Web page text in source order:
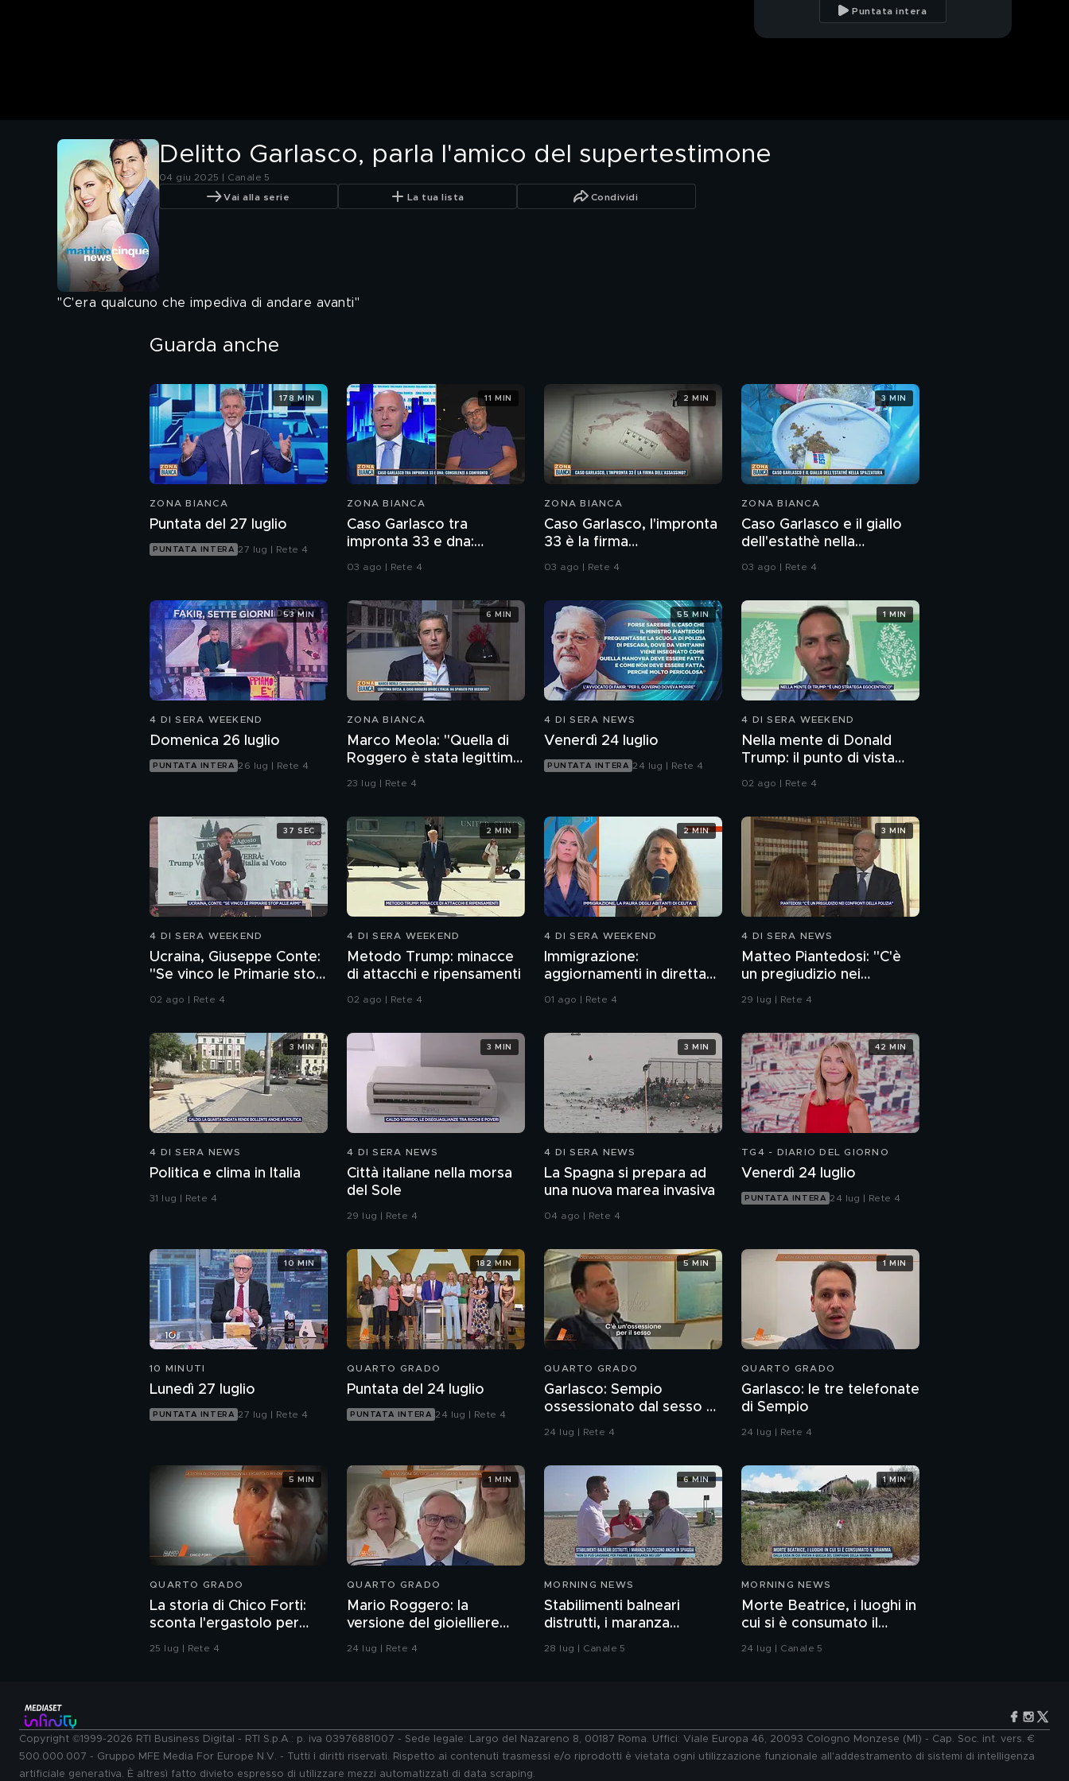
Puntata intera
Delitto Garlasco, parla l'amico del supertestimone
04 giu 2025 | Canale 5
Vai alla serie La tua lista Condividi
"C'era qualcuno che impediva di andare avanti"
Guarda anche
ZONA BIANCA
Puntata del 27 luglio
PUNTATA INTERA 27 lug | Rete 4
178 MIN
ZONA BIANCA
Caso Garlasco tra
impronta 33 e dna:
consulenze a confronto
03 ago | Rete 4
11 MIN
ZONA BIANCA
Caso Garlasco, l'impronta
33 è la firma
dell'assassino?
03 ago | Rete 4
2 MIN
ZONA BIANCA
Caso Garlasco e il giallo
dell'estathè nella
spazzatura
03 ago | Rete 4
3 MIN
4 DI SERA WEEKEND
Domenica 26 luglio
PUNTATA INTERA 26 lug | Rete 4
53 MIN
ZONA BIANCA
Marco Meola: "Quella di
Roggero è stata legittima
difesa"
23 lug | Rete 4
6 MIN
4 DI SERA NEWS
Venerdì 24 luglio
PUNTATA INTERA 24 lug | Rete 4
55 MIN
4 DI SERA WEEKEND
Nella mente di Donald
Trump: il punto di vista
dello psichiatra Leonardo
02 ago | Rete 4
1 MIN
4 DI SERA WEEKEND
Ucraina, Giuseppe Conte:
"Se vinco le Primarie stop
alle armi"
02 ago | Rete 4
37 SEC
4 DI SERA WEEKEND
Metodo Trump: minacce
di attacchi e ripensamenti
02 ago | Rete 4
2 MIN
4 DI SERA WEEKEND
Immigrazione:
aggiornamenti in diretta
da Ceuta
01 ago | Rete 4
2 MIN
4 DI SERA NEWS
Matteo Piantedosi: "C'è
un pregiudizio nei
confronti della polizia"
29 lug | Rete 4
3 MIN
4 DI SERA NEWS
Politica e clima in Italia
31 lug | Rete 4
3 MIN
4 DI SERA NEWS
Città italiane nella morsa
del Sole
29 lug | Rete 4
3 MIN
4 DI SERA NEWS
La Spagna si prepara ad
una nuova marea invasiva
04 ago | Rete 4
3 MIN
TG4 - DIARIO DEL GIORNO
Venerdì 24 luglio
PUNTATA INTERA 24 lug | Rete 4
42 MIN
10 MINUTI
Lunedì 27 luglio
PUNTATA INTERA 27 lug | Rete 4
10 MIN
QUARTO GRADO
Puntata del 24 luglio
PUNTATA INTERA 24 lug | Rete 4
182 MIN
QUARTO GRADO
Garlasco: Sempio
ossessionato dal sesso o
ragazzo rispettoso?
24 lug | Rete 4
5 MIN
QUARTO GRADO
Garlasco: le tre telefonate
di Sempio
24 lug | Rete 4
1 MIN
QUARTO GRADO
La storia di Chico Forti:
sconta l'ergastolo per
omicidio
25 lug | Rete 4
5 MIN
QUARTO GRADO
Mario Roggero: la
versione del gioielliere
sulla rapina
24 lug | Rete 4
1 MIN
MORNING NEWS
Stabilimenti balneari
distrutti, i maranza
colpiscono anche in
28 lug | Canale 5
6 MIN
MORNING NEWS
Morte Beatrice, i luoghi in
cui si è consumato il
dramma
24 lug | Canale 5
1 MIN
Copyright ©1999-2026 RTI Business Digital - RTI S.p.A.: p. iva 03976881007 - Sede legale: Largo del Nazareno 8, 00187 Roma. Uffici: Viale Europa 46, 20093 Cologno Monzese (MI) - Cap. Soc. int. vers. €
500.000.007 - Gruppo MFE Media For Europe N.V. - Tutti i diritti riservati. Rispetto ai contenuti trasmessi e/o riprodotti è vietata ogni utilizzazione funzionale all'addestramento di sistemi di intelligenza
artificiale generativa. È altresì fatto divieto espresso di utilizzare mezzi automatizzati di data scraping.